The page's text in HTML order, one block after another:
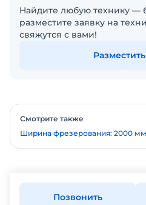
Найдите любую технику —
разместите заявку на
свяжутся с вами!
Смотрите также
Ширина фрезерования: 2000 мм
Позвонить